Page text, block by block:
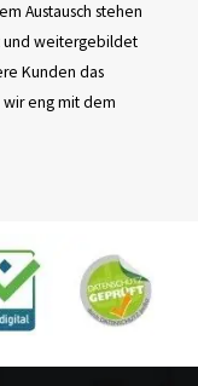
Austausch stehen
und weitergebildet
Kunden das
eng mit dem